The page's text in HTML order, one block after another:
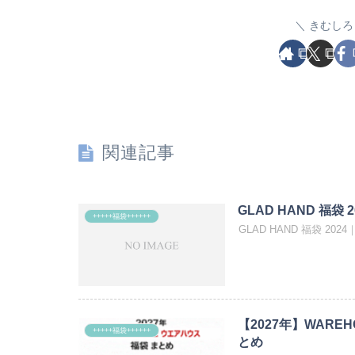
きむし
関連記事
+++++福袋++++++ GLAD HAND 福袋
GLAD HAND 福袋 2024
+++++福袋++++++
【2027年】
とめ